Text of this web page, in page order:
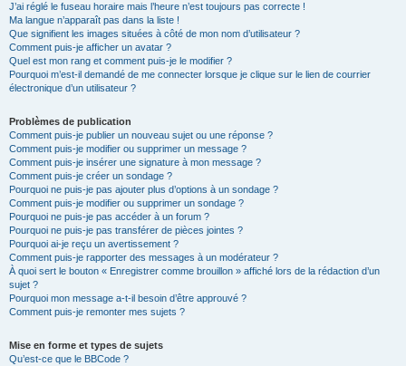
J’ai réglé le fuseau horaire mais l’heure n’est toujours pas correcte !
Ma langue n’apparaît pas dans la liste !
Que signifient les images situées à côté de mon nom d’utilisateur ?
Comment puis-je afficher un avatar ?
Quel est mon rang et comment puis-je le modifier ?
Pourquoi m’est-il demandé de me connecter lorsque je clique sur le lien de courrier
électronique d’un utilisateur ?
Problèmes de publication
Comment puis-je publier un nouveau sujet ou une réponse ?
Comment puis-je modifier ou supprimer un message ?
Comment puis-je insérer une signature à mon message ?
Comment puis-je créer un sondage ?
Pourquoi ne puis-je pas ajouter plus d’options à un sondage ?
Comment puis-je modifier ou supprimer un sondage ?
Pourquoi ne puis-je pas accéder à un forum ?
Pourquoi ne puis-je pas transférer de pièces jointes ?
Pourquoi ai-je reçu un avertissement ?
Comment puis-je rapporter des messages à un modérateur ?
À quoi sert le bouton « Enregistrer comme brouillon » affiché lors de la rédaction d’un
sujet ?
Pourquoi mon message a-t-il besoin d’être approuvé ?
Comment puis-je remonter mes sujets ?
Mise en forme et types de sujets
Qu’est-ce que le BBCode ?